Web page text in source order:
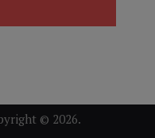
© 2026.